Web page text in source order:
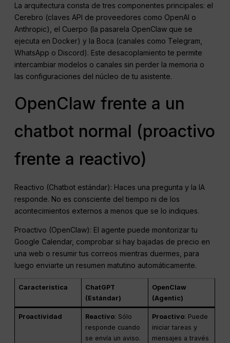
La arquitectura consta de tres componentes principales: el
Cerebro (claves API de proveedores como OpenAI o
Anthropic), el Cuerpo (la pasarela OpenClaw que se
ejecuta en Docker) y la Boca (canales como Telegram,
WhatsApp o Discord). Este desacoplamiento te permite
intercambiar modelos o canales sin perder la memoria o
las configuraciones del núcleo de tu asistente.
OpenClaw frente a un
chatbot normal (proactivo
frente a reactivo)
Reactivo (Chatbot estándar): Haces una pregunta y la IA
responde. No es consciente del tiempo ni de los
acontecimientos externos a menos que se lo indiques.
Proactivo (OpenClaw): El agente puede monitorizar tu
Google Calendar, comprobar si hay bajadas de precio en
una web o resumir tus correos mientras duermes, para
luego enviarte un resumen matutino automáticamente.
Característica
ChatGPT
(Estándar)
OpenClaw
(Agentic)
Proactividad Reactivo: Sólo
responde cuando
se envía un aviso.
Proactivo: Puede
iniciar tareas y
mensajes a través